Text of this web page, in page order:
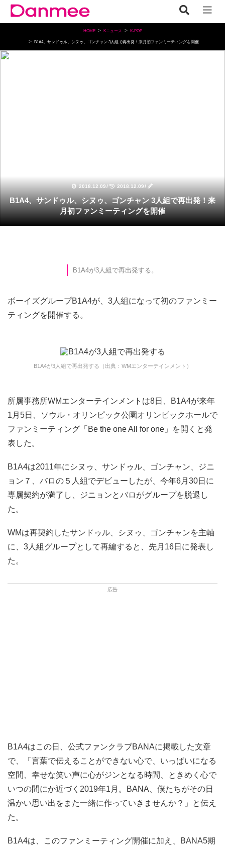
HOME Kニュース K-POP
B1A4、サンドゥル、シヌゥ、ゴンチャン 3人組で再出発！来月初ファンミーティングを開催
2018.12.09/ 2018.12.09/
B1A4、サンドゥル、シヌゥ、ゴンチャン 3人組で再出発！来
月初ファンミーティングを開催
B1A4が3人組で再出発する。
ボーイズグループB1A4が、3人組になって初のファンミー
ティングを開催する。
B1A4が3人組で再出発する（出典：WMエンターテインメント）
所属事務所WMエンターテインメントは8日、B1A4が来年
1月5日、ソウル・オリンピック公園オリンピックホールで
ファンミーティング「Be the one All for one」を開くと発
表した。
B1A4は2011年にシヌゥ、サンドゥル、ゴンチャン、ジニ
ョン７、バロの５人組でデビューしたが、今年6月30日に
専属契約が満了し、ジニョンとバロがグループを脱退し
た。
WMは再契約したサンドゥル、シヌゥ、ゴンチャンを主軸
に、3人組グループとして再編すると、先月16日に発表し
た。
B1A4はこの日、公式ファンクラブBANAに掲載した文章
で、「言葉で伝えることができない心で、いっぱいになる
空間、幸せな笑い声に心がジンとなる時間、ときめく心で
いつの間にか近づく2019年1月。BANA、僕たちがその日
温かい思い出をまた一緒に作っていきませんか？」と伝え
た。
B1A4は、このファンミーティング開催に加え、BANA5期